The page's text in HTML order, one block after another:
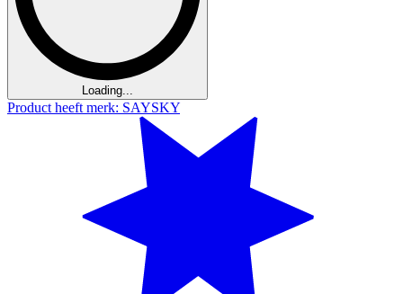
Loading...
Product heeft merk: SAYSKY